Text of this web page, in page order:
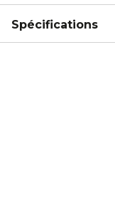
Spécifications